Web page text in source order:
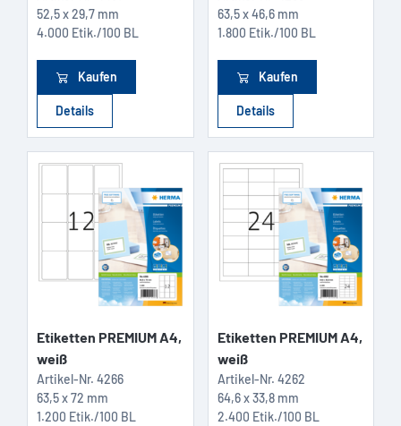
52,5 x 29,7 mm
4.000 Etik./100 BL
Kaufen
Details
63,5 x 46,6 mm
1.800 Etik./100 BL
Kaufen
Details
Etiketten PREMIUM A4,
weiß
Artikel-Nr. 4266
63,5 x 72 mm
1.200 Etik./100 BL
Etiketten PREMIUM A4,
weiß
Artikel-Nr. 4262
64,6 x 33,8 mm
2.400 Etik./100 BL